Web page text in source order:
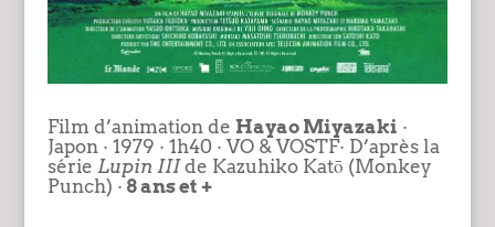
Film d’animation de Hayao Miyazaki ·
Japon · 1979 · 1h40 · VO & VOSTF· D’après la
série Lupin IIIde Kazuhiko Katō (Monkey
Punch) · 8ans et +